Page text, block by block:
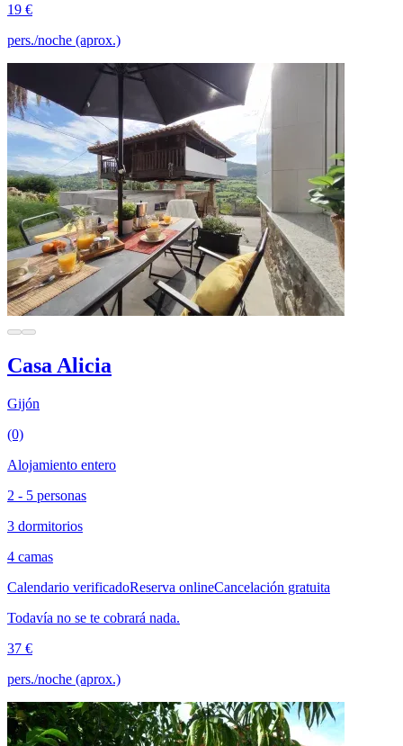
19 €
pers./noche (aprox.)
Casa Alicia
Gijón
(0)
Alojamiento entero
2 - 5 personas
3 dormitorios
4 camas
Calendario verificadoReserva onlineCancelación gratuita
Todavía no se te cobrará nada.
37 €
pers./noche (aprox.)